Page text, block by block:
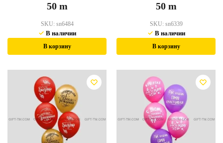
50 m
SKU: sn6484
В наличии
В корзину
50 m
SKU: sn6339
В наличии
В корзину